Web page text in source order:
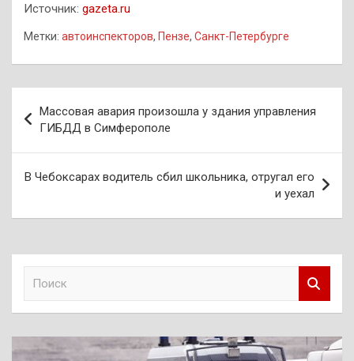
Источник: gazeta.ru
Метки: автоинспекторов, Пензе, Санкт-Петербурге
по
записям
Массовая авария произошла у здания управления
ГИБДД в Симферополе
В Чебоксарах водитель сбил школьника, отругал его
и уехал
к